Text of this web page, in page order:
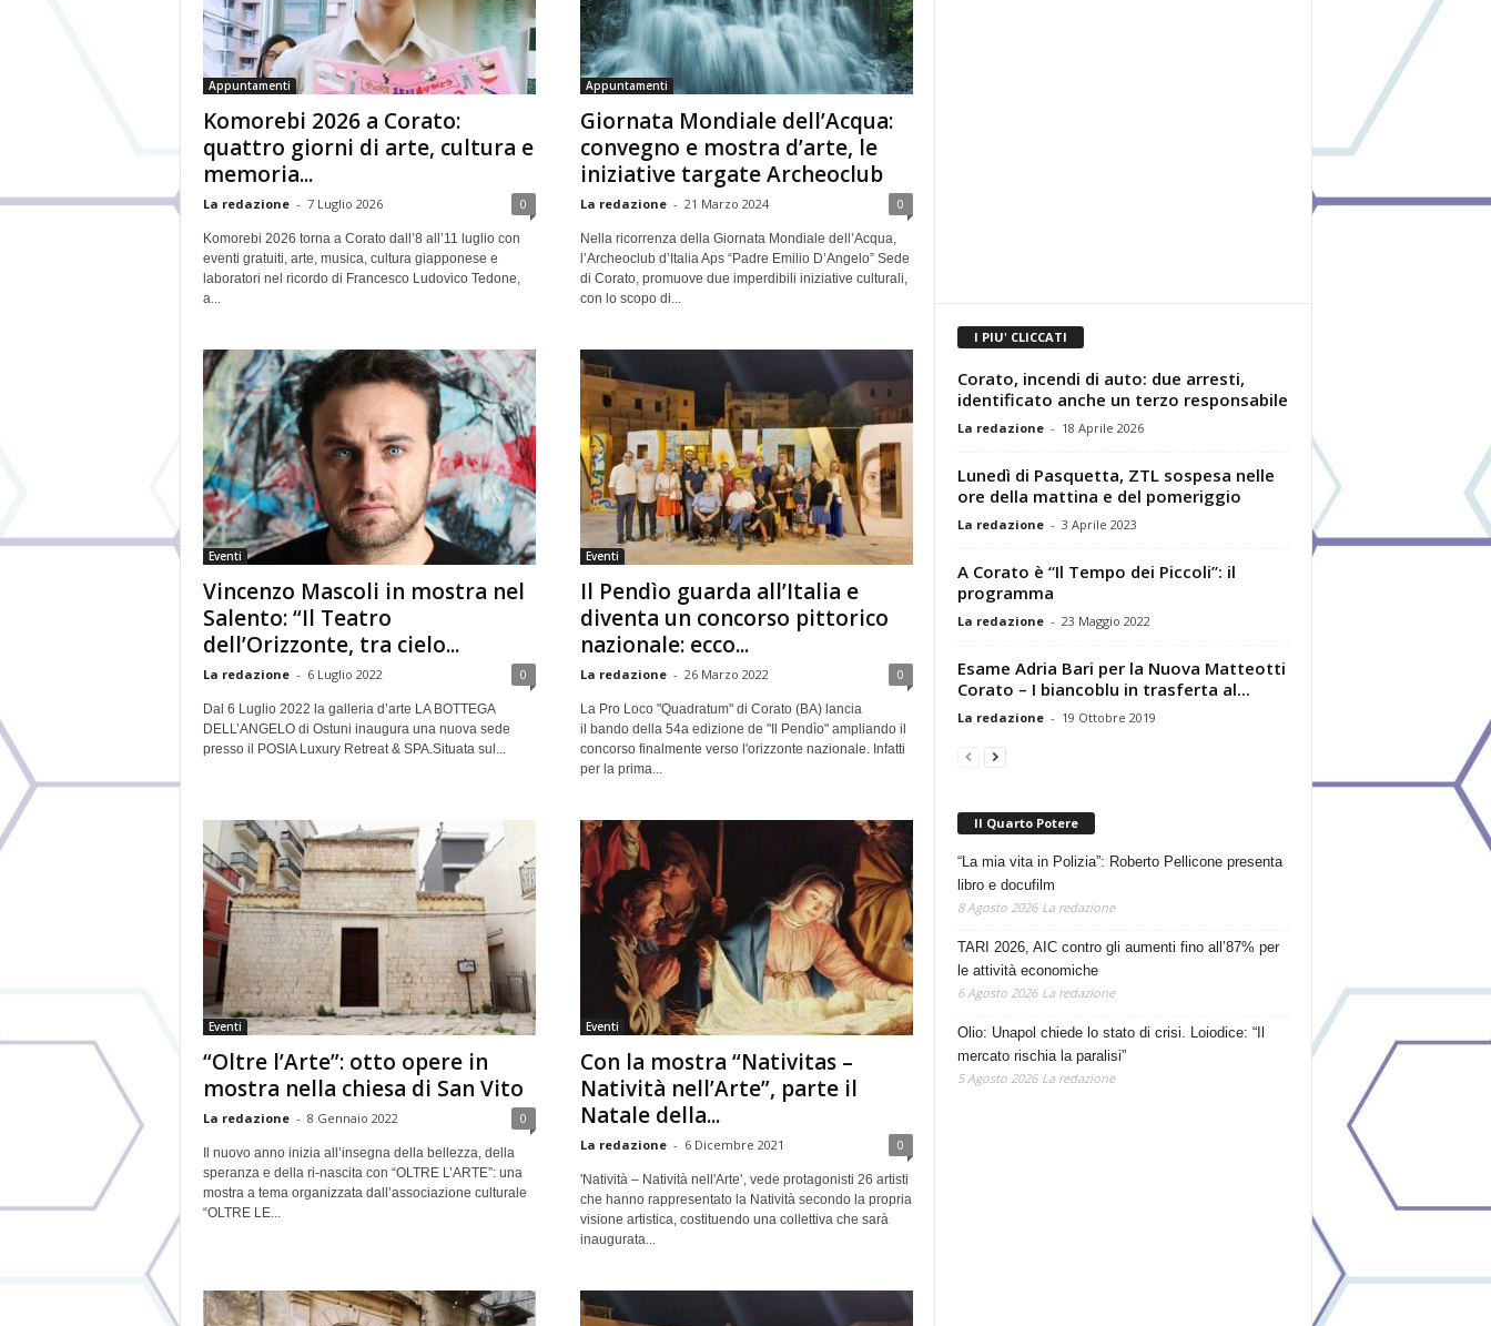
Appuntamenti
Komorebi 2026 a Corato:
quattro giorni di arte, cultura e
memoria...
La redazione - 7 Luglio 2026 0
Komorebi 2026 torna a Corato dall’8 all’11 luglio con
eventi gratuiti, arte, musica, cultura giapponese e
laboratori nel ricordo di Francesco Ludovico Tedone,
a...
Appuntamenti
Giornata Mondiale dell’Acqua:
convegno e mostra d’arte, le
iniziative targate Archeoclub
La redazione - 21 Marzo 2024 0
Nella ricorrenza della Giornata Mondiale dell’Acqua,
l’Archeoclub d’Italia Aps “Padre Emilio D’Angelo” Sede
di Corato, promuove due imperdibili iniziative culturali,
con lo scopo di...
Eventi
Vincenzo Mascoli in mostra nel
Salento: “Il Teatro
dell’Orizzonte, tra cielo...
La redazione - 6 Luglio 2022 0
Dal 6 Luglio 2022 la galleria d’arte LA BOTTEGA
DELL’ANGELO di Ostuni inaugura una nuova sede
presso il POSIA Luxury Retreat & SPA.Situata sul...
Eventi
Il Pendìo guarda all’Italia e
diventa un concorso pittorico
nazionale: ecco...
La redazione - 26 Marzo 2022 0
La Pro Loco "Quadratum" di Corato (BA) lancia
il bando della 54a edizione de "Il Pendìo" ampliando il
concorso finalmente verso l'orizzonte nazionale. Infatti
per la prima...
Eventi
“Oltre l’Arte”: otto opere in
mostra nella chiesa di San Vito
La redazione - 8 Gennaio 2022 0
Il nuovo anno inizia all’insegna della bellezza, della
speranza e della ri-nascita con “OLTRE L’ARTE”: una
mostra a tema organizzata dall’associazione culturale
“OLTRE LE...
Eventi
Con la mostra “Nativitas –
Natività nell’Arte”, parte il
Natale della...
La redazione - 6 Dicembre 2021 0
'Natività – Natività nell'Arte’, vede protagonisti 26 artisti
che hanno rappresentato la Natività secondo la propria
visione artistica, costituendo una collettiva che sarà
inaugurata...
I PIU' CLICCATI
Corato, incendi di auto: due arresti,
identificato anche un terzo responsabile
La redazione - 18 Aprile 2026
Lunedì di Pasquetta, ZTL sospesa nelle
ore della mattina e del pomeriggio
La redazione - 3 Aprile 2023
A Corato è “Il Tempo dei Piccoli”: il
programma
La redazione - 23 Maggio 2022
Esame Adria Bari per la Nuova Matteotti
Corato – I biancoblu in trasferta al...
La redazione - 19 Ottobre 2019
Il Quarto Potere
“La mia vita in Polizia”: Roberto Pellicone presenta
libro e docufilm
8 Agosto 2026 La redazione
TARI 2026, AIC contro gli aumenti fino all’87% per
le attività economiche
6 Agosto 2026 La redazione
Olio: Unapol chiede lo stato di crisi. Loiodice: “Il
mercato rischia la paralisi”
5 Agosto 2026 La redazione